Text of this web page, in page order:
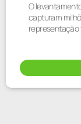
O
capturam
representação